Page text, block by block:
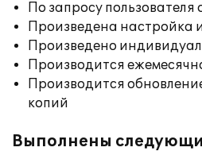
По запросу
Произведена настройка
Произведено
Производится
Производится
копий
Выполнены